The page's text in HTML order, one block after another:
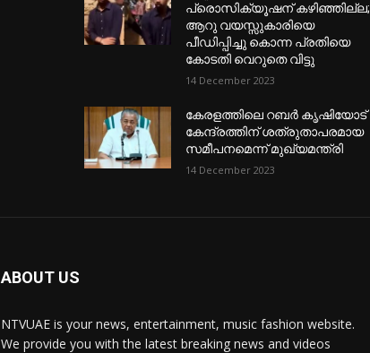
പ്രൊസിക്യൂഷന് കഴിഞ്ഞില്ല;
ആറു വയസ്സുകാരിയെ
പീഡിപ്പിച്ചു കൊന്ന പ്രതിയെ
കോടതി വെറുതെ വിട്ടു
14 December 2023
കേരളത്തിലെ റബർ കൃഷിയോട്
കേന്ദ്രത്തിന് ശത്രുതാപരമായ
സമീപനമെന്ന് മുഖ്യമന്ത്രി
14 December 2023
ABOUT US
NTVUAE is your news, entertainment, music fashion website.
We provide you with the latest breaking news and videos